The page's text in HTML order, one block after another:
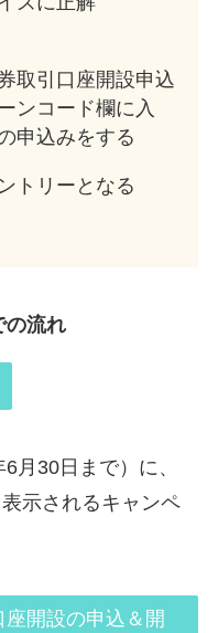
取引口座開設申込
ンコード欄に入
申込みをする
トリーとなる
の流れ
月30日まで）に、
示されるキャンペ
開設の申込＆開